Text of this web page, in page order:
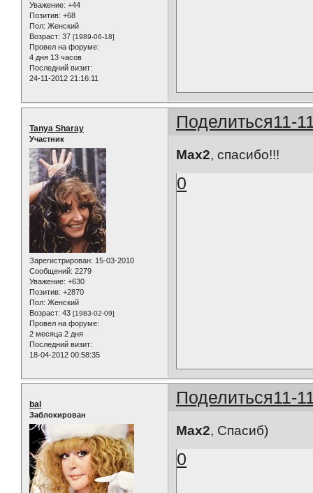
Уважение: +44
Позитив: +68
Пол: Женский
Возраст: 37 [1989-06-18]
Провел на форуме:
4 дня 13 часов
Последний визит:
24-11-2012 21:16:11
Поделиться11-
Tanya Sharay
Участник
Зарегистрирован: 15-03-2010
Сообщений: 2279
Уважение: +630
Позитив: +2870
Пол: Женский
Возраст: 43 [1983-02-09]
Провел на форуме:
2 месяца 2 дня
Последний визит:
18-04-2012 00:58:35
Max2, спасибо!!!
0
Поделиться11-
bal
Заблокирован
Max2, Спасиб)
0